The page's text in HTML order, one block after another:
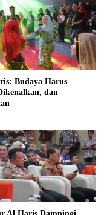
Budaya Harus
dan